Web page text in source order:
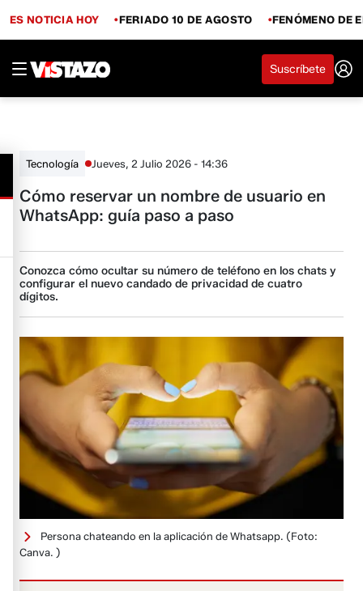
ES NOTICIA HOY FERIADO 10 DE AGOSTO FENÓMENO DE
Suscríbete
Tecnología Jueves, 2 Julio 2026 - 14:36
Cómo reservar un nombre de usuario en
WhatsApp: guía paso a paso
Conozca cómo ocultar su número de teléfono en los chats y
configurar el nuevo candado de privacidad de cuatro
dígitos.
Persona chateando en la aplicación de Whatsapp. (Foto:
Canva. )